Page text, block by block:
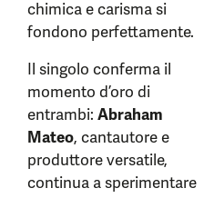
chimica e carisma si
fondono perfettamente.
Il singolo conferma il
momento d’oro di
entrambi: Abraham
Mateo, cantautore e
produttore versatile,
continua a sperimentare